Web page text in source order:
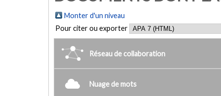
Monter d'un niveau
Pour citer ou exporter
Réseau de collaboration
Nuage de mots